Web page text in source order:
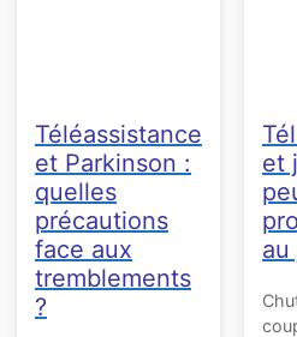
Téléassistance
et Parkinson :
quelles
précautions
face aux
tremblements
?
et
au